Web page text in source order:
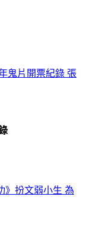
鬼片開票紀錄 張
》扮文弱小生 為